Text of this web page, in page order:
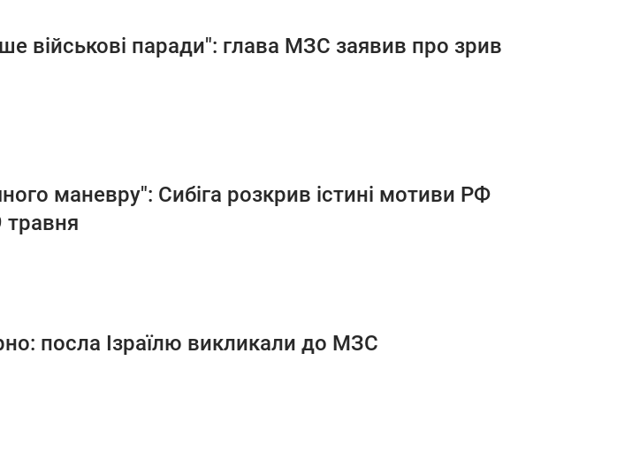
військові паради": глава МЗС заявив про зрив
маневру": Сибіга розкрив істині мотиви РФ
посла Ізраїлю викликали до МЗС